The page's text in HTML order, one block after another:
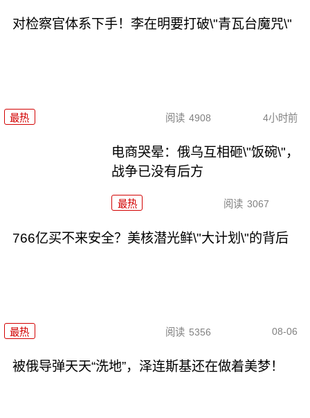
对检察官体系下手！李在明要打破\"青瓦台魔咒\"
最热 阅读 4908 4小时前
电商哭晕：俄乌互相砸\"饭碗\"，
战争已没有后方
最热 阅读 3067
766亿买不来安全？美核潜光鲜\"大计划\"的背后
最热 阅读 5356 08-06
被俄导弹天天“洗地”，泽连斯基还在做着美梦！